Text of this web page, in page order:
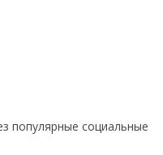
популярные социальные